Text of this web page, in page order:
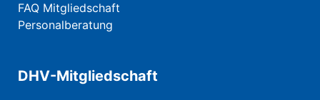
FAQ Mitgliedschaft
Personalberatung
DHV-Mitgliedschaft